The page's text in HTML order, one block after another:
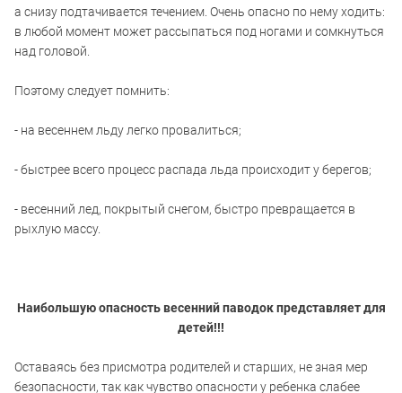
а снизу подтачивается течением. Очень опасно по нему ходить:
в любой момент может рассыпаться под ногами и сомкнуться
над головой.
Поэтому следует помнить:
- на весеннем льду легко провалиться;
- быстрее всего процесс распада льда происходит у берегов;
- весенний лед, покрытый снегом, быстро превращается в
рыхлую массу.
Наибольшую опасность весенний паводок представляет для
детей!!!
Оставаясь без присмотра родителей и старших, не зная мер
безопасности, так как чувство опасности у ребенка слабее